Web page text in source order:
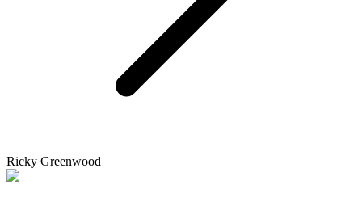
Ricky Greenwood